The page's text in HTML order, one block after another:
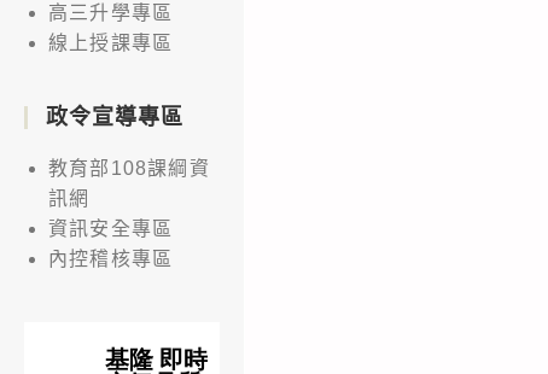
高三升學專區
線上授課專區
政令宣導專區
教育部108課綱資
訊網
資訊安全專區
內控稽核專區